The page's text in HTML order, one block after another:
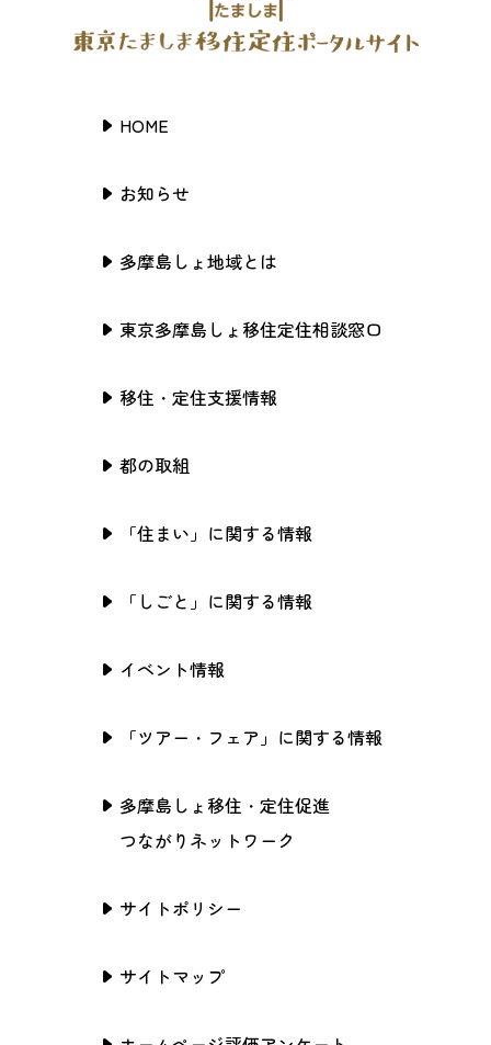
HOME
お知らせ
多摩島しょ地域とは
東京多摩島しょ移住定住相談窓口
移住・定住支援情報
都の取組
「住まい」に関する情報
「しごと」に関する情報
イベント情報
「ツアー・フェア」に関する情報
多摩島しょ移住・定住促進
つながりネットワーク
サイトポリシー
サイトマップ